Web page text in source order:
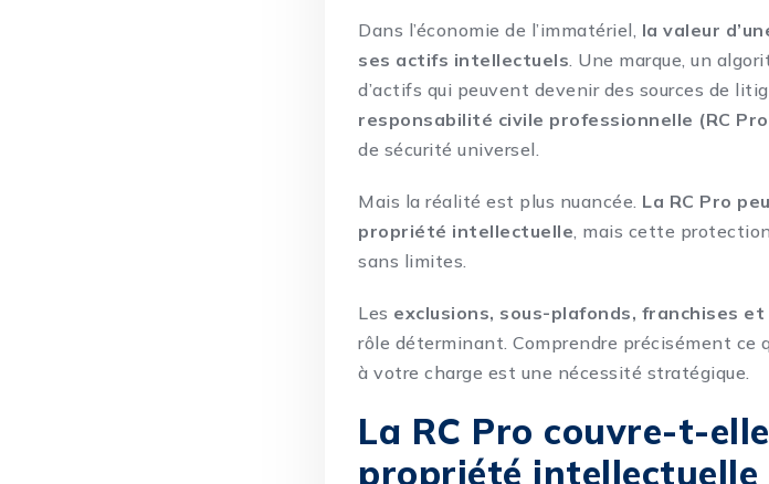
Dans l’économie de l’immatériel, la valeur
ses actifs intellectuels. Une marque, un
d’actifs qui peuvent devenir des sources de
responsabilité civile professionnelle (RC
de sécurité universel.
Mais la réalité est plus nuancée. La RC Pro
propriété intellectuelle, mais cette
sans limites.
Les exclusions, sous-plafonds, franchises
rôle déterminant. Comprendre précisément ce
à votre charge est une nécessité stratégique.
La RC Pro couvre-t-
propriété intellectuelle